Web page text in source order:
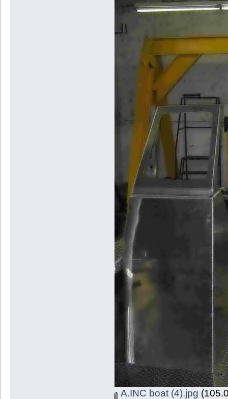
A.INC boat (4).jpg